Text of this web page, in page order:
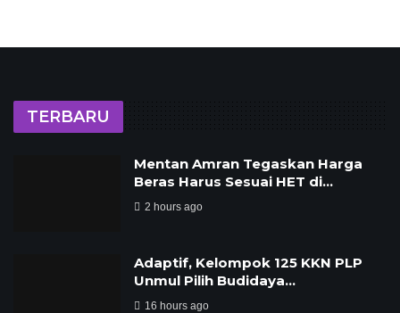
TERBARU
Mentan Amran Tegaskan Harga
Beras Harus Sesuai HET di…
2 hours ago
‎Adaptif, Kelompok 125 KKN PLP
Unmul Pilih Budidaya…
16 hours ago